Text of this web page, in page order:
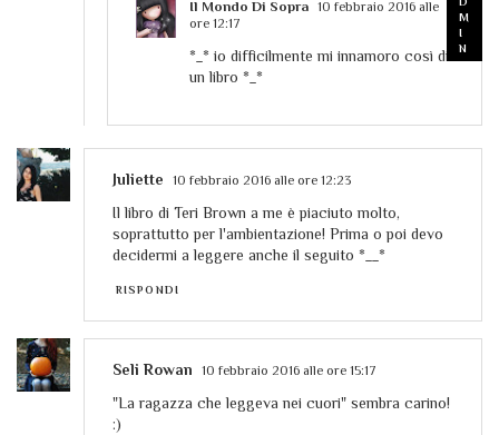
Il Mondo Di Sopra 10 febbraio 2016 alle
ore 12:17
*_* io difficilmente mi innamoro così di
un libro *_*
Juliette 10 febbraio 2016 alle ore 12:23
Il libro di Teri Brown a me è piaciuto molto,
soprattutto per l'ambientazione! Prima o poi devo
decidermi a leggere anche il seguito *__*
RISPONDI
Seli Rowan 10 febbraio 2016 alle ore 15:17
"La ragazza che leggeva nei cuori" sembra carino!
:)